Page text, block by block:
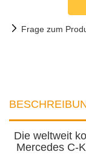
Frage zum
Die weltweit
Mercedes C-